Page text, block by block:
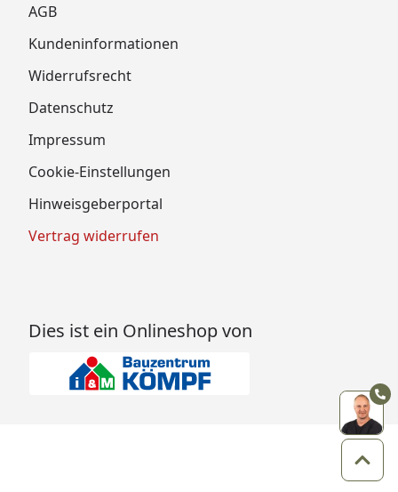
AGB
Kundeninformationen
Widerrufsrecht
Datenschutz
Impressum
Cookie-Einstellungen
Hinweisgeberportal
Vertrag widerrufen
Dies ist ein Onlineshop von